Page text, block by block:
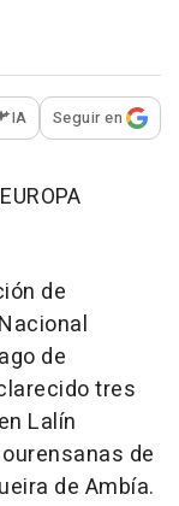
para
IA Seguir en
de
de
tres
Lalín
de
de Ambía.